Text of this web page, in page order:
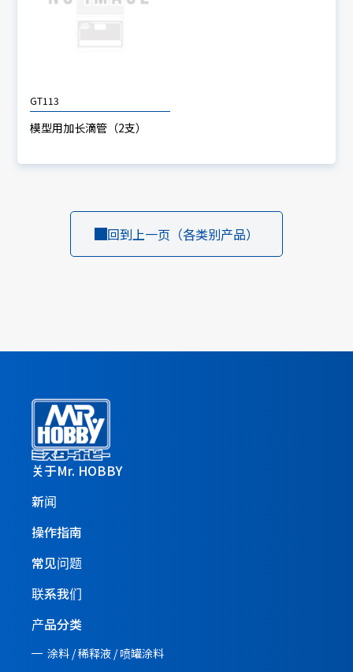
GT113
模型用加长滴管（2支）
回到上一页（各类别产品）
关于Mr. HOBBY
新闻
操作指南
常见问题
联系我们
产品分类
涂料 / 稀释液 / 喷罐涂料